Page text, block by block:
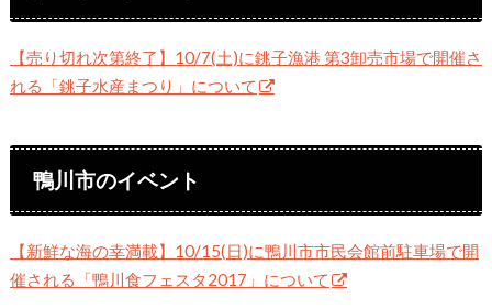
【売り切れ次第終了】10/7(土)に銚子漁港 第3卸売市場で開催さ
れる「銚子水産まつり」について
鴨川市のイベント
【新鮮な海の幸満載】10/15(日)に鴨川市市民会館前駐車場で開
催される「鴨川食フェスタ2017」について